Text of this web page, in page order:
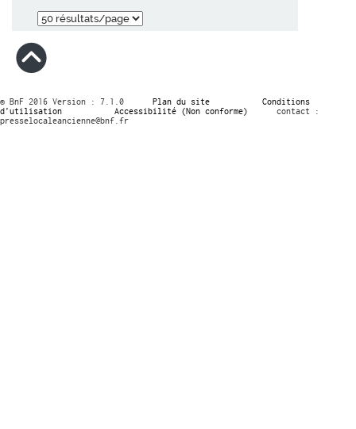
© BnF 2016 Version : 7.1.0 Plan du site
Conditions
d’utilisation
Accessibilité (Non conforme)
contact :
presselocaleancienne@bnf.fr